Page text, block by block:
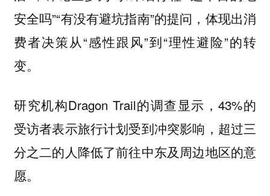
安全吗”“有没有避坑指南”的提问，体现出消
费者决策从“感性跟风”到“理性避险”的转
变。
研究机构Dragon Trail的调查显示，43%的
受访者表示旅行计划受到冲突影响，超过三
分之二的人降低了前往中东及周边地区的意
愿。